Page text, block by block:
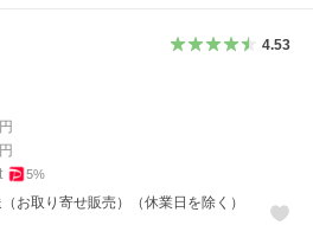
4.53
円
円
5%
お取り寄せ販売）（休業日を除く）